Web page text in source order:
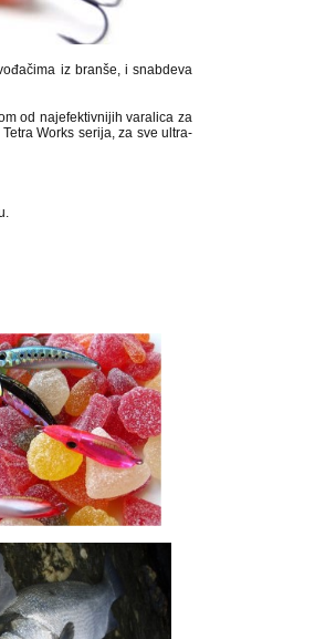
iz branše, i snabdeva
od najefektivnijih varalica za
Works serija, za sve ultra-